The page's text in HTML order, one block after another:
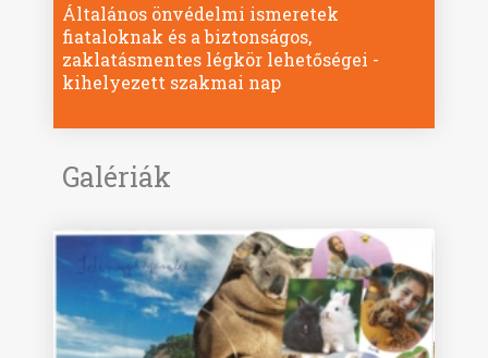
Általános önvédelmi ismeretek
fiataloknak és a biztonságos,
zaklatásmentes légkör lehetőségei -
kihelyezett szakmai nap
Galériák